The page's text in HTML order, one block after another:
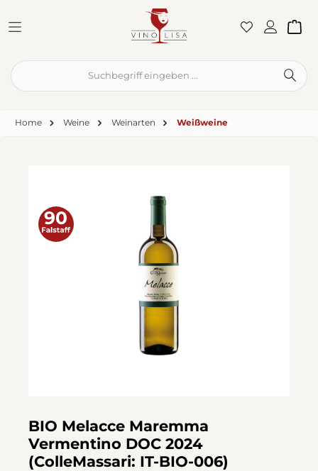
Home Weine Weinarten Weißweine
Bildergalerie überspringen
BIO Melacce Maremma
Vermentino DOC 2024
(ColleMassari: IT-BIO-006)